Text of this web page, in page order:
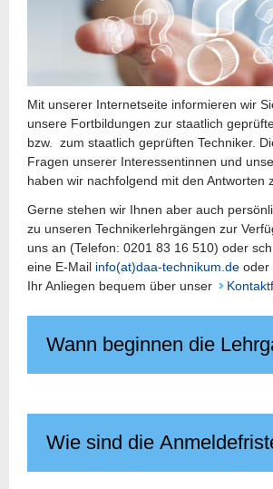
Mit unserer Internetseite informieren wir
unsere Fortbildungen zur staatlich
bzw. zum staatlich geprüften Techniker.
Fragen unserer Interessentinnen und
haben wir nachfolgend mit den Antworten
Gerne stehen wir Ihnen aber auch
zu unseren Technikerlehrgängen zur
uns an (Telefon: 0201 83 16 510) oder
eine E-Mail info(at)daa-technikum.de oder
Ihr Anliegen bequem über unser
Wann beginnen die
Wie sind die